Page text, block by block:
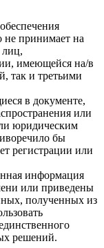
не принимает на
лиц,
имеющейся на/в
так и третьими
в документе,
или
юридическим
бы
регистрации или
информация
или приведены
полученных из
решений.